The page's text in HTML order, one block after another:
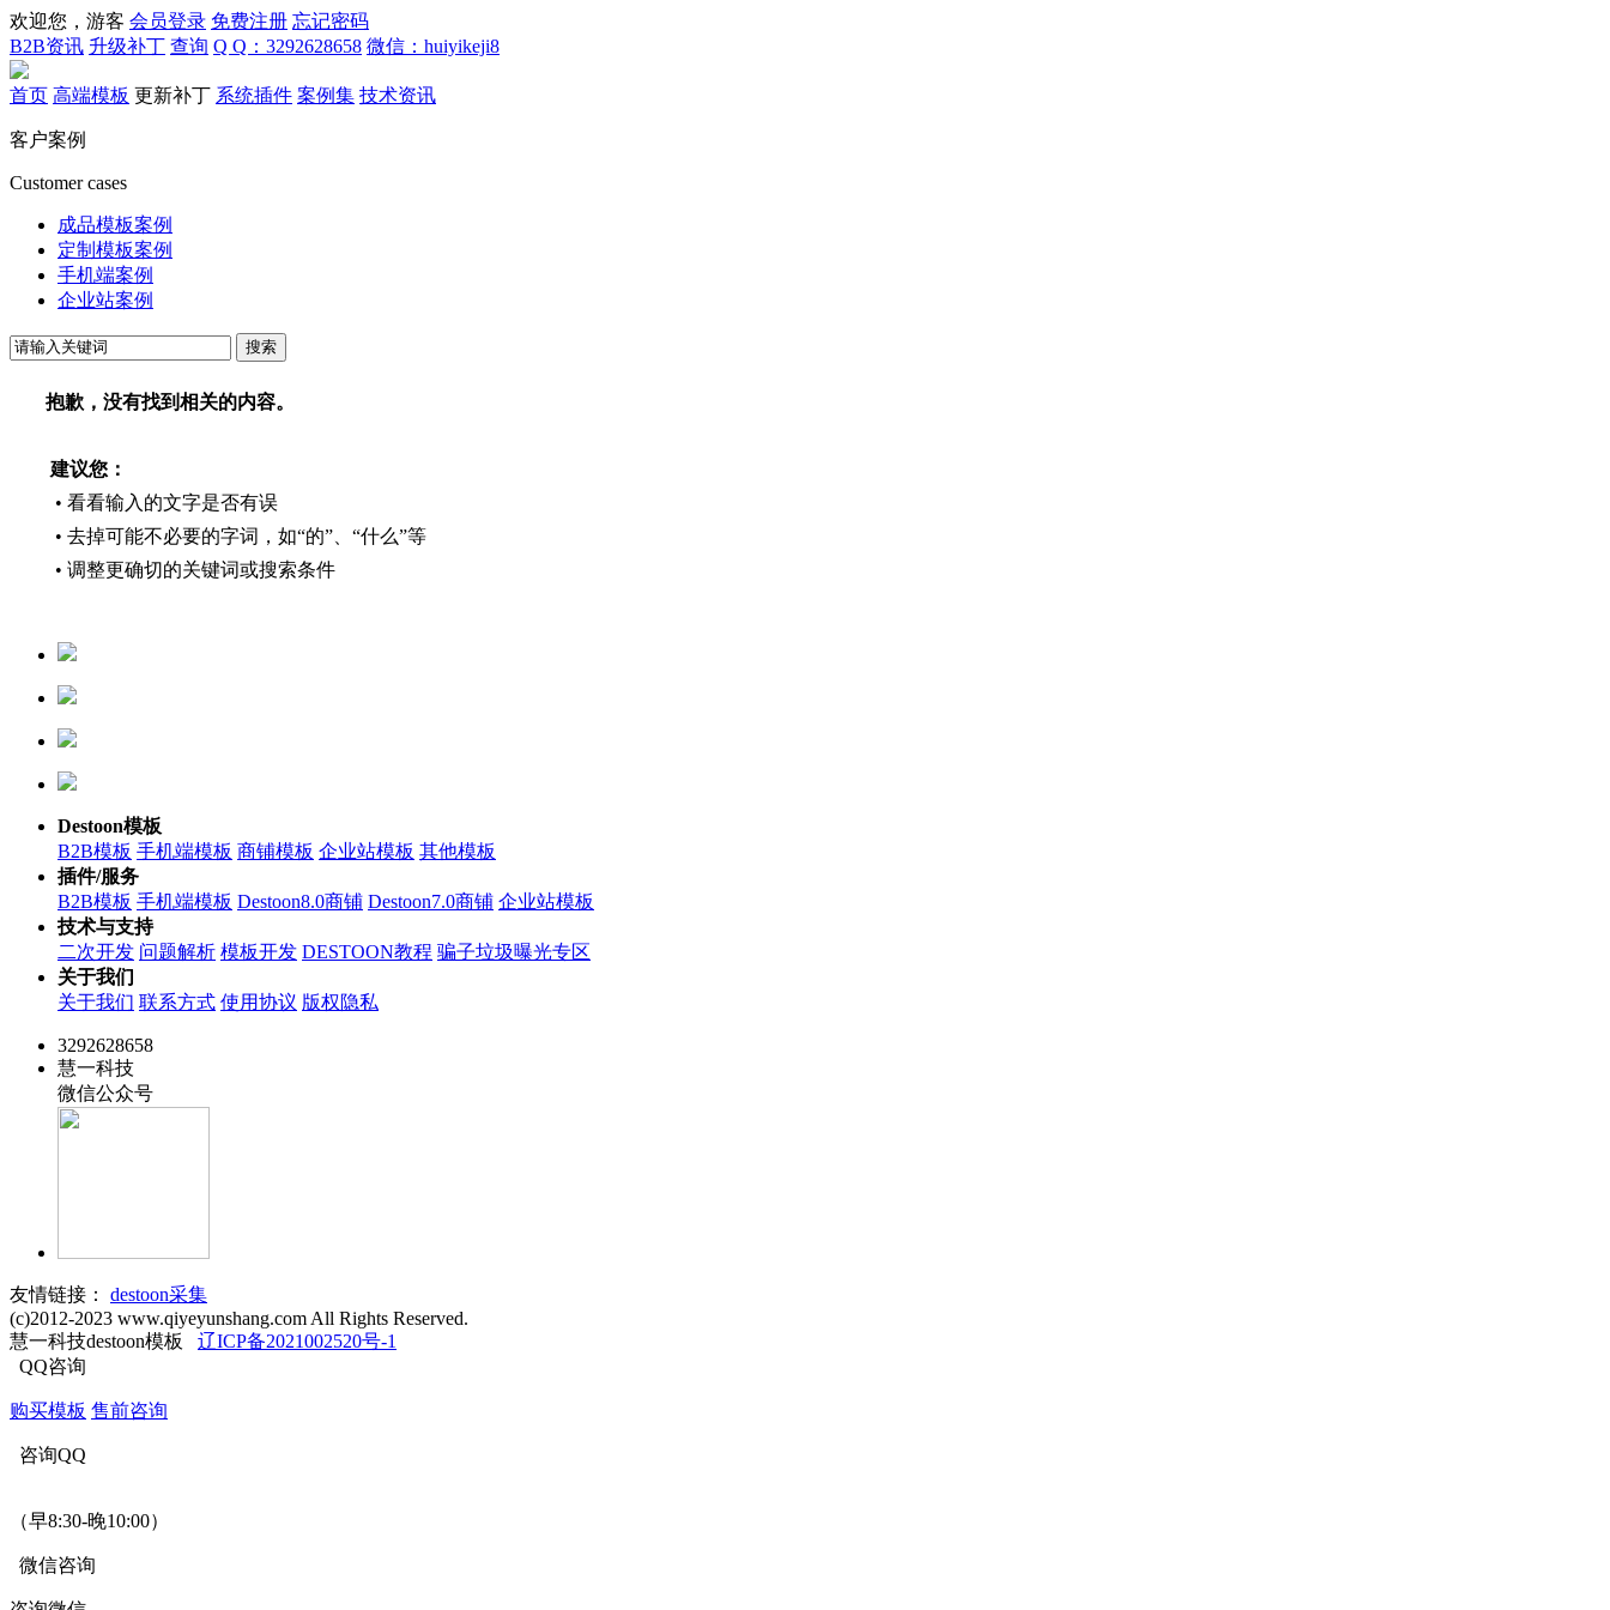
欢迎您，游客 会员登录 免费注册 忘记密码
B2B资讯 升级补丁 查询 Q Q：3292628658 微信：huiyikeji8
首页 高端模板 更新补丁 系统插件 案例集 技术资讯
客户案例
Customer cases
成品模板案例
定制模板案例
手机端案例
企业站案例
搜索
抱歉，没有找到相关的内容。
建议您：
• 看看输入的文字是否有误
• 去掉可能不必要的字词，如“的”、“什么”等
• 调整更确切的关键词或搜索条件
Destoon模板
B2B模板 手机端模板 商铺模板 企业站模板 其他模板
插件/服务
B2B模板 手机端模板 Destoon8.0商铺 Destoon7.0商铺 企业站模板
技术与支持
二次开发 问题解析 模板开发 DESTOON教程 骗子垃圾曝光专区
关于我们
关于我们 联系方式 使用协议 版权隐私
3292628658
慧一科技
微信公众号
友情链接：
destoon采集
(c)2012-2023 www.qiyeyunshang.com All Rights Reserved.
慧一科技destoon模板 辽ICP备2021002520号-1
QQ咨询
购买模板 售前咨询
咨询QQ
（早8:30-晚10:00）
微信咨询